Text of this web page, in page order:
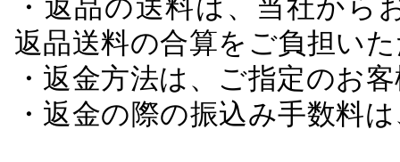
・返品の送料は、当社か
返品送料の合算をご負担い
・返金方法は、ご指定のお
・返金の際の振込み手数料